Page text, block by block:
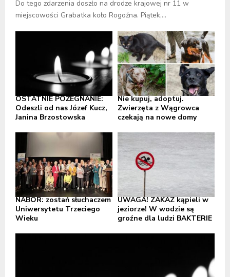
Do tego zdarzenia doszło na drodze krajowej nr 11 w
miejscowości Grabatka koło Rogoźna. Piątek,...
OSTATNIE POŻEGNANIE:
Odeszli od nas Józef Kucz,
Janina Brzostowska
Nie kupuj, adoptuj.
Zwierzęta z Wągrowca
czekają na nowe domy
NABÓR: zostań słuchaczem
Uniwersytetu Trzeciego
Wieku
UWAGA! ZAKAZ kąpieli w
jeziorze! W wodzie są
groźne dla ludzi BAKTERIE